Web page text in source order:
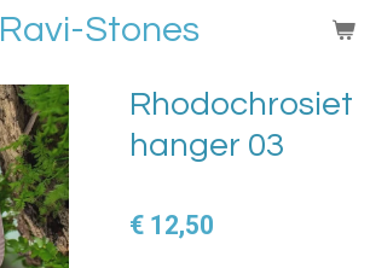
Ravi-Stones
Rhodochrosiet
hanger 03
€ 12,50